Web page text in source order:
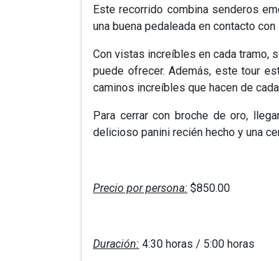
Este recorrido combina senderos
una buena pedaleada en contacto con
Con vistas increíbles en cada tramo,
puede ofrecer. Además, este tour
caminos increíbles que hacen de
Para cerrar con broche de oro,
delicioso panini recién hecho y una
Precio por persona: $850.00
Duración: 4:30 horas / 5:00 horas